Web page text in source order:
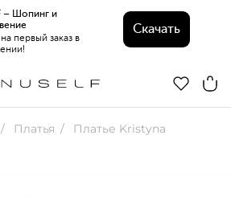
– Шопинг и
первый заказ в
Скачать
Платья Платье Kristyna